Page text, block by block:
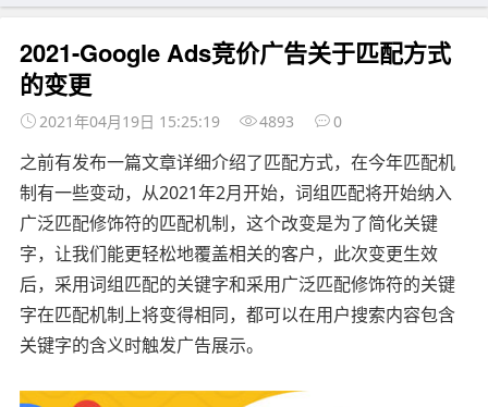
2021-Google Ads竞价广告关于匹配方式
的变更
2021年04月19日 15:25:19 4893 0
之前有发布一篇文章详细介绍了匹配方式，在今年匹配机
制有一些变动，从2021年2月开始，词组匹配将开始纳入
广泛匹配修饰符的匹配机制，这个改变是为了简化关键
字，让我们能更轻松地覆盖相关的客户，此次变更生效
后，采用词组匹配的关键字和采用广泛匹配修饰符的关键
字在匹配机制上将变得相同，都可以在用户搜索内容包含
关键字的含义时触发广告展示。